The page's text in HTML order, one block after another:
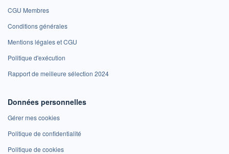
CGU Membres
Conditions générales
Mentions légales et CGU
Politique d'exécution
Rapport de meilleure sélection 2024
Données personnelles
Gérer mes cookies
Politique de confidentialité
Politique de cookies